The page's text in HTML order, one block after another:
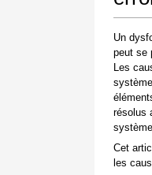
Un
peut se
Les
résolus
Cet
les
Une